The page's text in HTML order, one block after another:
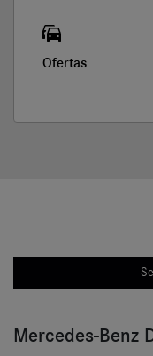
Ofertas
Mercedes-Benz